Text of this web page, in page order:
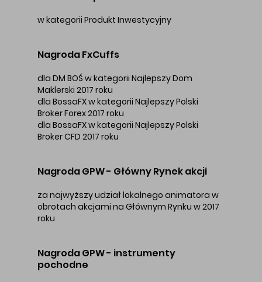
w kategorii Produkt Inwestycyjny
Nagroda FxCuffs
dla DM BOŚ w kategorii Najlepszy Dom
Maklerski 2017 roku
dla BossaFX w kategorii Najlepszy Polski
Broker Forex 2017 roku
dla BossaFX w kategorii Najlepszy Polski
Broker CFD 2017 roku
Nagroda GPW - Główny Rynek akcji
za najwyższy udział lokalnego animatora w
obrotach akcjami na Głównym Rynku w 2017
roku
Nagroda GPW - instrumenty
pochodne